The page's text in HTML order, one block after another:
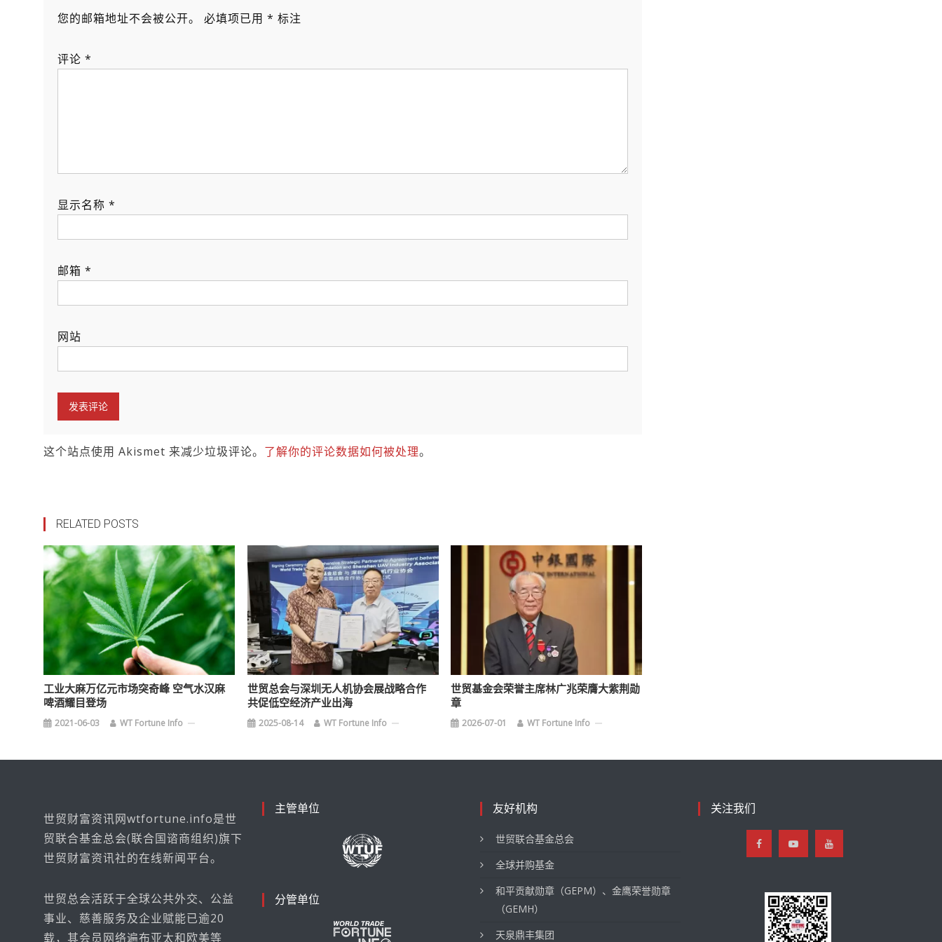
您的邮箱地址不会被公开。 必填项已用 * 标注
评论 *
显示名称 *
邮箱 *
网站
这个站点使用 Akismet 来减少垃圾评论。 了解你的评论数据如何被处理。
RELATED POSTS
工业大麻万亿元市场突奇峰 空气水汉麻
啤酒耀目登场
2021-06-03 WT Fortune Info
世贸总会与深圳无人机协会展战略合作
共促低空经济产业出海
2025-08-14 WT Fortune Info
世贸基金会荣誉主席林广兆荣膺大紫荆勋
章
2026-07-01 WT Fortune Info
世贸财富资讯网wtfortune.info是世
贸联合基金总会(联合国谘商组织)旗下
世贸财富资讯社的在线新闻平台。
世贸总会活跃于全球公共外交、公益
事业、慈善服务及企业赋能已逾20
载，其会员网络遍布亚太和欧美等
主管单位
分管单位
友好机构
世贸联合基金总会
全球并购基金
和平贡献勋章（GEPM）、金鹰荣誉勋章
（GEMH）
天泉鼎丰集团
关注我们